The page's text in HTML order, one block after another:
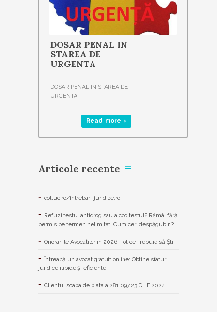
DOSAR PENAL IN
STAREA DE
URGENTA
DOSAR PENAL IN STAREA DE
URGENTA
Read more ›
Articole recente
coltuc.ro/intrebari-juridice.ro
Refuzi testul antidrog sau alcooltestul? Rămâi fără
permis pe termen nelimitat! Cum ceri despăgubiri?
Onorariile Avocaților în 2026: Tot ce Trebuie să Știi
Întreabă un avocat gratuit online: Obține sfaturi
juridice rapide și eficiente
Clientul scapa de plata a 281.097,23 CHF.2024